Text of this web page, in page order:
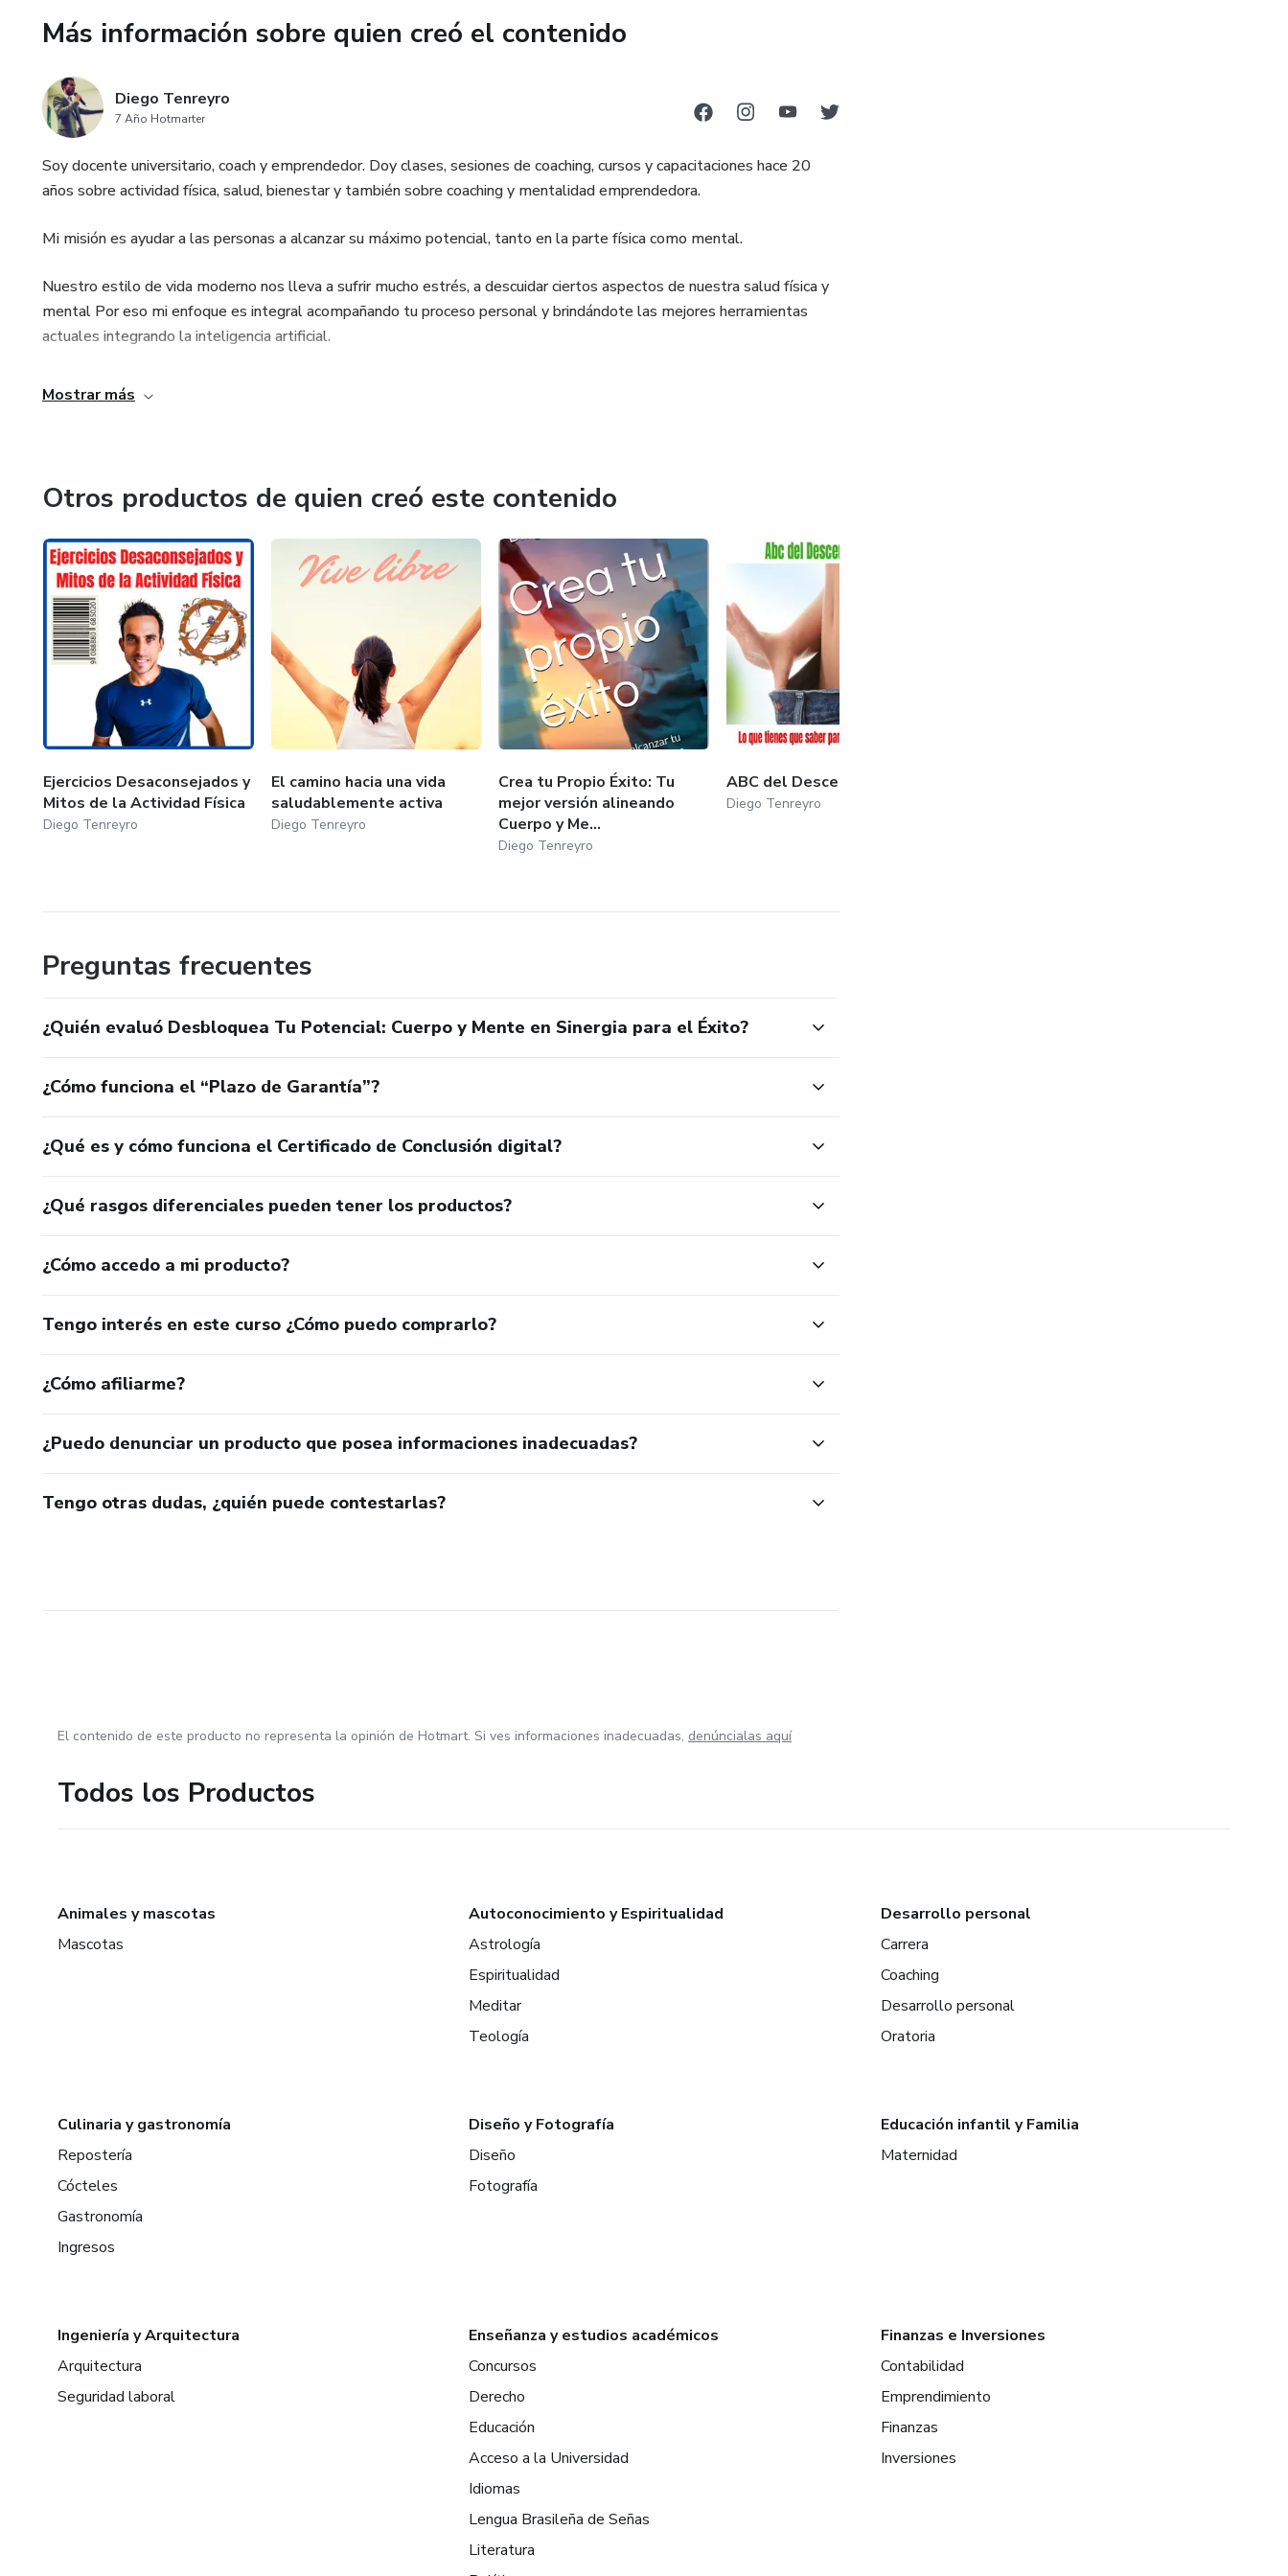
Bonos Exclusivos, De REGALO:
2) Una Sesión de Coaching Personal Online, donde definiremos tu plan de acción.
3) Acceso a “Coach DT”, tu guía personalizada con Inteligencia Artificial que te acompaña
24/7.
No postergues más tu transformación.
¡Únete ahora y empieza a construir la vida que realmente deseas!
Más información sobre quien creó el contenido
Diego Tenreyro
7 Año Hotmarter
Soy docente universitario, coach y emprendedor. Doy clases, sesiones de coaching, cursos y capacitaciones hace 20
años sobre actividad física, salud, bienestar y también sobre coaching y mentalidad emprendedora.
Mi misión es ayudar a las personas a alcanzar su máximo potencial, tanto en la parte física como mental.
Nuestro estilo de vida moderno nos lleva a sufrir mucho estrés, a descuidar ciertos aspectos de nuestra salud física y
mental Por eso mi enfoque es integral acompañando tu proceso personal y brindándote las mejores herramientas
actuales integrando la inteligencia artificial.
Mostrar más
Otros productos de quien creó este contenido
Ejercicios Desaconsejados y
Mitos de la Actividad Física
Diego Tenreyro
El camino hacia una vida
saludablemente activa
Diego Tenreyro
Crea tu Propio Éxito: Tu
mejor versión alineando
Cuerpo y Me...
Diego Tenreyro
ABC del Descenso de Peso
Diego Tenreyro
Preguntas frecuentes
¿Quién evaluó Desbloquea Tu Potencial: Cuerpo y Mente en Sinergia para el Éxito?
¿Cómo funciona el “Plazo de Garantía”?
¿Qué es y cómo funciona el Certificado de Conclusión digital?
¿Qué rasgos diferenciales pueden tener los productos?
¿Cómo accedo a mi producto?
Tengo interés en este curso ¿Cómo puedo comprarlo?
¿Cómo afiliarme?
¿Puedo denunciar un producto que posea informaciones inadecuadas?
Tengo otras dudas, ¿quién puede contestarlas?
El contenido de este producto no representa la opinión de Hotmart. Si ves informaciones inadecuadas, denúncialas aquí
Todos los Productos
Animales y mascotas
Mascotas
Autoconocimiento y Espiritualidad
Astrología
Espiritualidad
Meditar
Teología
Desarrollo personal
Carrera
Coaching
Desarrollo personal
Oratoria
Culinaria y gastronomía
Repostería
Cócteles
Gastronomía
Ingresos
Diseño y Fotografía
Diseño
Fotografía
Educación infantil y Familia
Maternidad
Ingeniería y Arquitectura
Arquitectura
Seguridad laboral
Enseñanza y estudios académicos
Concursos
Derecho
Educación
Acceso a la Universidad
Idiomas
Lengua Brasileña de Señas
Literatura
Finanzas e Inversiones
Contabilidad
Emprendimiento
Finanzas
Inversiones